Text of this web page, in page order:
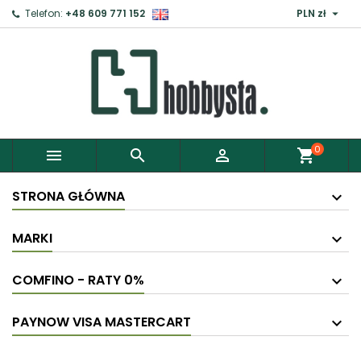
Telefon: +48 609 771 152 PLN zł 
   shopping_cart0
STRONA GŁÓWNA
MARKI
COMFINO - RATY 0%
PAYNOW VISA MASTERCART